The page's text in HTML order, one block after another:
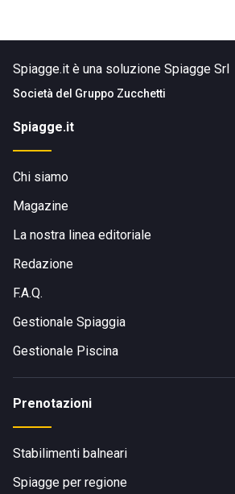
Spiagge.it è una soluzione Spiagge Srl
Società del Gruppo Zucchetti
Spiagge.it
Chi siamo
Magazine
La nostra linea editoriale
Redazione
F.A.Q.
Gestionale Spiaggia
Gestionale Piscina
Prenotazioni
Stabilimenti balneari
Spiagge per regione